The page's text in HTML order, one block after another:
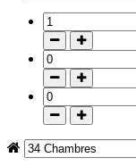
- +
- +
- +